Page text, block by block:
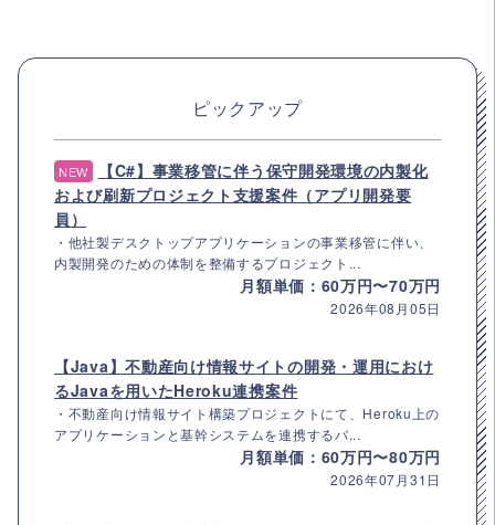
ピックアップ
NEW
【C#】事業移管に伴う保守開発環境の内製化
および刷新プロジェクト支援案件（アプリ開発要
員）
・他社製デスクトップアプリケーションの事業移管に伴い、
内製開発のための体制を整備するプロジェクト...
月額単価：60万円〜70万円
2026年08月05日
【Java】不動産向け情報サイトの開発・運用におけ
るJavaを用いたHeroku連携案件
・不動産向け情報サイト構築プロジェクトにて、Heroku上の
アプリケーションと基幹システムを連携するバ...
月額単価：60万円〜80万円
2026年07月31日